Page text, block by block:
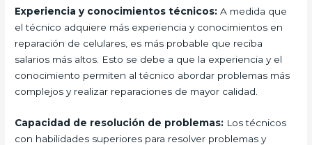
Experiencia y conocimientos técnicos: A medida que
el técnico adquiere más experiencia y conocimientos en
reparación de celulares, es más probable que reciba
salarios más altos. Esto se debe a que la experiencia y el
conocimiento permiten al técnico abordar problemas más
complejos y realizar reparaciones de mayor calidad.
Capacidad de resolución de problemas: Los técnicos
con habilidades superiores para resolver problemas y